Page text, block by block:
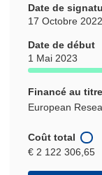
Date de
17 Octobre 2022
Date de début
1 Mai 2023
Financé au
European
Coût total
€ 2 122 306,65